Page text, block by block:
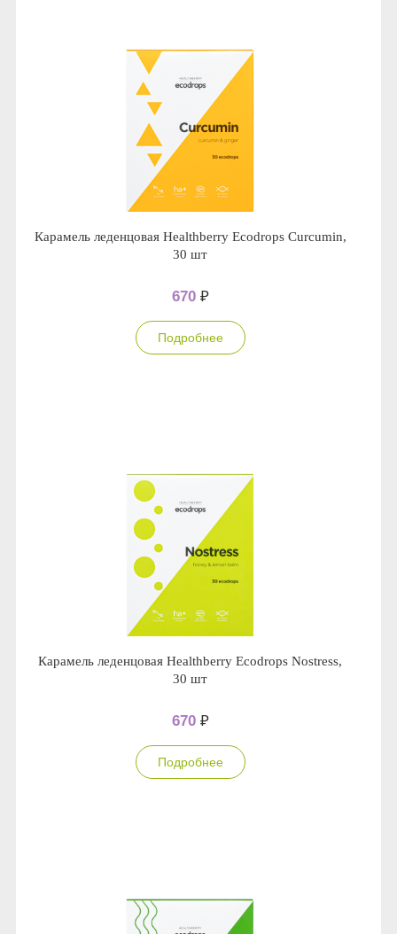
Карамель леденцовая Healthberry Ecodrops Curcumin,
30 шт
670 ₽
Подробнее
Карамель леденцовая Healthberry Ecodrops Nostress,
30 шт
670 ₽
Подробнее